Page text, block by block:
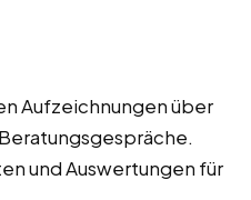
Aufzeichnungen über
und Auswertungen für